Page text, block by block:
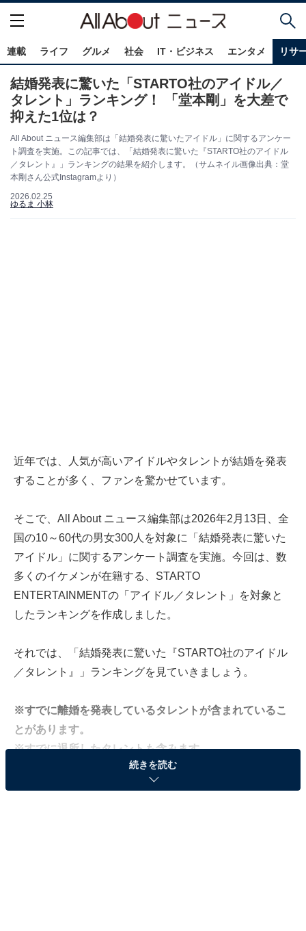
連載 ライフ グルメ 社会 IT・ビジネス エンタメ リサ
結婚発表に驚いた「STARTO社のアイドル／
タレント」ランキング！ 「堂本剛」を大差で
抑えた1位は？
All About ニュース編集部は「結婚発表に驚いたアイドル」に関するアンケー
ト調査を実施。この記事では、「結婚発表に驚いた『STARTO社のアイドル
／タレント』」ランキングの結果を紹介します。（サムネイル画像出典：堂
本剛さん公式Instagramより）
2026.02.25
ゆるま 小林
近年では、人気が高いアイドルやタレントが結婚を発表
することが多く、ファンを驚かせています。
そこで、All About ニュース編集部は2026年2月13日、全
国の10～60代の男女300人を対象に「結婚発表に驚いた
アイドル」に関するアンケート調査を実施。今回は、数
多くのイケメンが在籍する、STARTO
ENTERTAINMENTの「アイドル／タレント」を対象と
したランキングを作成しました。
それでは、「結婚発表に驚いた『STARTO社のアイドル
／タレント』」ランキングを見ていきましょう。
※すでに離婚を発表しているタレントが含まれているこ
とがあります。
※すでに退所したタレントも含みます。
続きを読む